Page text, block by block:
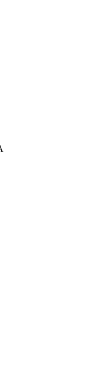
СЛЕВА